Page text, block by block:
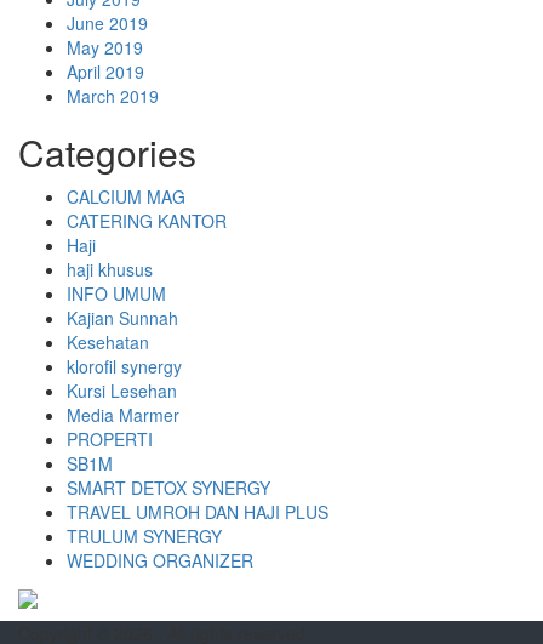
June 2019
May 2019
April 2019
March 2019
Categories
CALCIUM MAG
CATERING KANTOR
Haji
haji khusus
INFO UMUM
Kajian Sunnah
Kesehatan
klorofil synergy
Kursi Lesehan
Media Marmer
PROPERTI
SB1M
SMART DETOX SYNERGY
TRAVEL UMROH DAN HAJI PLUS
TRULUM SYNERGY
WEDDING ORGANIZER